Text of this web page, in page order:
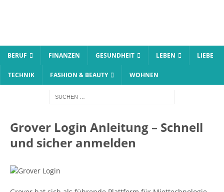
BERUF FINANZEN GESUNDHEIT LEBEN LIEBE
TECHNIK FASHION & BEAUTY WOHNEN
Grover Login Anleitung – Schnell
und sicher anmelden